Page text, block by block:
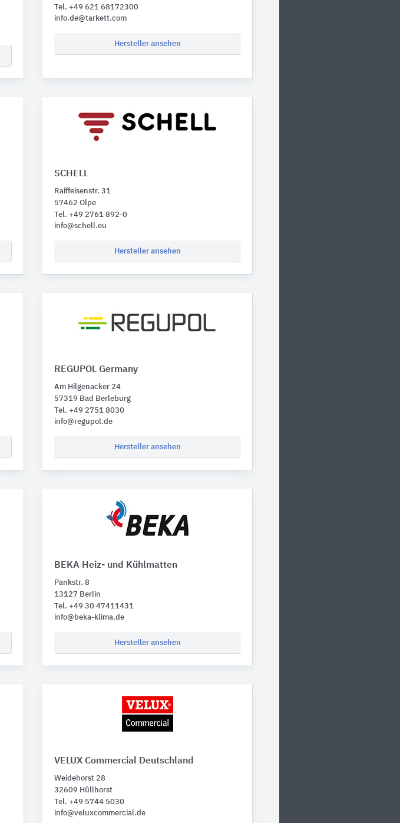
Tel. +49 621 68172300
info.de@tarkett.com
Hersteller ansehen
SCHELL
Raiffeisenstr. 31
57462 Olpe
Tel. +49 2761 892-0
info@schell.eu
Hersteller ansehen
REGUPOL Germany
Am Hilgenacker 24
57319 Bad Berleburg
Tel. +49 2751 8030
info@regupol.de
Hersteller ansehen
BEKA Heiz- und Kühlmatten
Pankstr. 8
13127 Berlin
Tel. +49 30 47411431
info@beka-klima.de
Hersteller ansehen
VELUX Commercial Deutschland
Weidehorst 28
32609 Hüllhorst
Tel. +49 5744 5030
info@veluxcommercial.de